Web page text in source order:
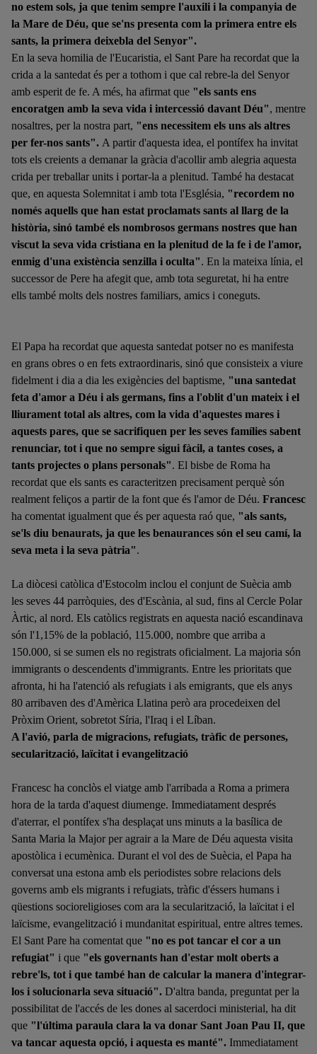
no estem sols, ja que tenim sempre l'auxili i la companyia de
la Mare de Déu, que se'ns presenta com la primera entre els
sants, la primera deixebla del Senyor".
En la seva homilia de l'Eucaristia, el Sant Pare ha recordat que la
crida a la santedat és per a tothom i que cal rebre-la del Senyor
amb esperit de fe. A més, ha afirmat que "els sants ens
encoratgen amb la seva vida i intercessió davant Déu", mentre
nosaltres, per la nostra part, "ens necessitem els uns als altres
per fer-nos sants". A partir d'aquesta idea, el pontífex ha invitat
tots els creients a demanar la gràcia d'acollir amb alegria aquesta
crida per treballar units i portar-la a plenitud. També ha destacat
que, en aquesta Solemnitat i amb tota l'Església, "recordem no
només aquells que han estat proclamats sants al llarg de la
història, sinó també els nombrosos germans nostres que han
viscut la seva vida cristiana en la plenitud de la fe i de l'amor,
enmig d'una existència senzilla i oculta". En la mateixa línia, el
successor de Pere ha afegit que, amb tota seguretat, hi ha entre
ells també molts dels nostres familiars, amics i coneguts.
El Papa ha recordat que aquesta santedat potser no es manifesta
en grans obres o en fets extraordinaris, sinó que consisteix a viure
fidelment i dia a dia les exigències del baptisme, "una santedat
feta d'amor a Déu i als germans, fins a l'oblit d'un mateix i el
lliurament total als altres, com la vida d'aquestes mares i
aquests pares, que se sacrifiquen per les seves famílies sabent
renunciar, tot i que no sempre sigui fàcil, a tantes coses, a
tants projectes o plans personals". El bisbe de Roma ha
recordat que els sants es caracteritzen precisament perquè són
realment feliços a partir de la font que és l'amor de Déu. Francesc
ha comentat igualment que és per aquesta raó que, "als sants,
se'ls diu benaurats, ja que les benaurances són el seu camí, la
seva meta i la seva pàtria".
La diòcesi catòlica d'Estocolm inclou el conjunt de Suècia amb
les seves 44 parròquies, des d'Escània, al sud, fins al Cercle Polar
Àrtic, al nord. Els catòlics registrats en aquesta nació escandinava
són l'1,15% de la població, 115.000, nombre que arriba a
150.000, si se sumen els no registrats oficialment. La majoria són
immigrants o descendents d'immigrants. Entre les prioritats que
afronta, hi ha l'atenció als refugiats i als emigrants, que els anys
80 arribaven des d'Amèrica Llatina però ara procedeixen del
Pròxim Orient, sobretot Síria, l'Iraq i el Líban.
A l'avió, parla de migracions, refugiats, tràfic de persones,
secularització, laïcitat i evangelització
Francesc ha conclòs el viatge amb l'arribada a Roma a primera
hora de la tarda d'aquest diumenge. Immediatament després
d'aterrar, el pontífex s'ha desplaçat uns minuts a la basílica de
Santa Maria la Major per agrair a la Mare de Déu aquesta visita
apostòlica i ecumènica. Durant el vol des de Suècia, el Papa ha
conversat una estona amb els periodistes sobre relacions dels
governs amb els migrants i refugiats, tràfic d'éssers humans i
qüestions socioreligioses com ara la secularització, la laïcitat i el
laïcisme, evangelització i mundanitat espiritual, entre altres temes.
El Sant Pare ha comentat que "no es pot tancar el cor a un
refugiat" i que "els governants han d'estar molt oberts a
rebre'ls, tot i que també han de calcular la manera d'integrar-
los i solucionarla seva situació". D'altra banda, preguntat per la
possibilitat de l'accés de les dones al sacerdoci ministerial, ha dit
que "l'última paraula clara la va donar Sant Joan Pau II, que
va tancar aquesta opció, i aquesta es manté". Immediatament